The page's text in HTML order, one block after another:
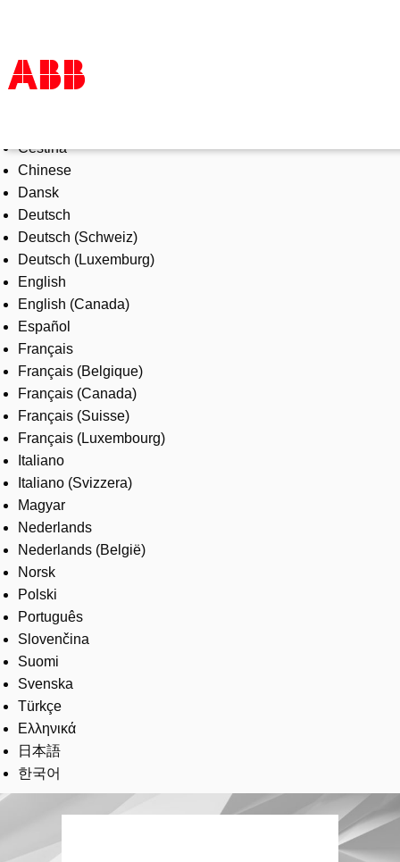
Products & Solutions
Industries
Services
About us
Where to buy
Contact us
Careers
Čeština
Chinese
Dansk
Deutsch
Deutsch (Schweiz)
Deutsch (Luxemburg)
English
English (Canada)
Español
Français
Français (Belgique)
Français (Canada)
Français (Suisse)
Français (Luxembourg)
Italiano
Italiano (Svizzera)
Magyar
Nederlands
Nederlands (België)
Norsk
Polski
Português
Slovenčina
Suomi
Svenska
Türkçe
Ελληνικά
日本語
한국어